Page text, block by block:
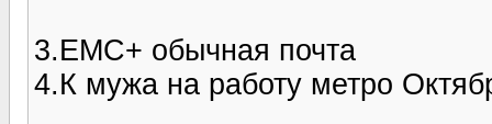
3.ЕМС+ обычная почта
4.К мужа на работу метро